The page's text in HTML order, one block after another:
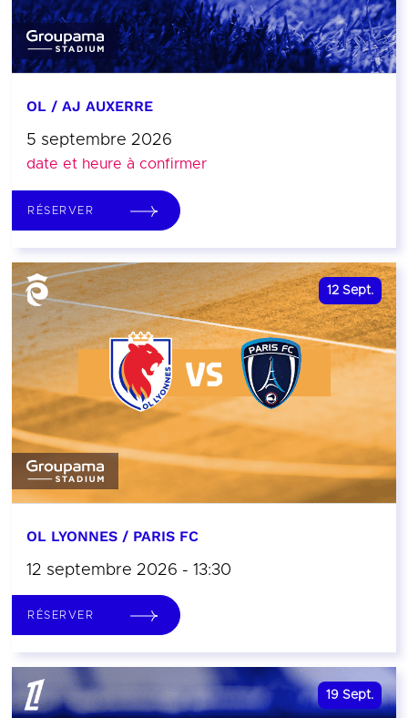
OL / AJ AUXERRE
5 septembre 2026
date et heure à confirmer
RÉSERVER
12 Sept.
OL LYONNES / PARIS FC
12 septembre 2026 - 13:30
RÉSERVER
19 Sept.